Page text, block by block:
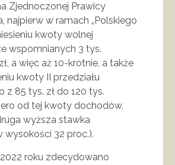
Zjednoczonej Prawicy
najpierw w ramach „Polskiego
kwoty wolnej
wspomnianych 3 tys.
a więc aż 10-krotnie, a także
kwoty II przedziału
z 85 tys. zł do 120 tys.
od tej kwoty dochodów,
wyższa stawka
32 proc.).
2022 roku zdecydowano